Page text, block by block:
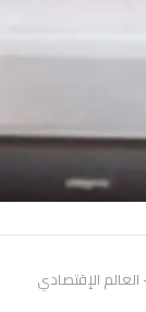
الإقتصادي